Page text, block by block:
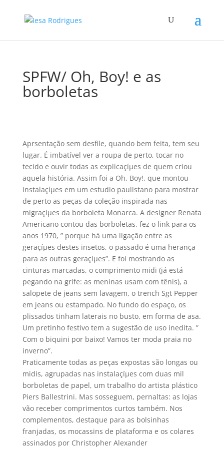
SPFW/ Oh, Boy! e as
borboletas
Aprsentação sem desfile, quando bem feita, tem seu
lugar. É imbatí­vel ver a roupa de perto, tocar no
tecido e ouvir todas as explicaçíµes de quem criou
aquela história. Assim foi a Oh, Boy!, que montou
instalaçíµes em um estudio paulistano para mostrar
de perto as peças da coleção inspirada nas
migraçíµes da borboleta Monarca. A designer Renata
Americano contou das borboletas, fez o link para os
anos 1970, ” porque há uma ligação entre as
geraçíµes destes insetos, o passado é uma herança
para as outras geraçíµes”. E foi mostrando as
cinturas marcadas, o comprimento midi (já está
pegando na grife: as meninas usam com tênis), a
salopete de jeans sem lavagem, o trench Sgt Pepper
em jeans ou estampado. No fundo do espaço, os
plissados tinham laterais no busto, em forma de asa.
Um pretinho festivo tem a sugestão de uso inedita. ”
Com o biquini por baixo! Vamos ter moda praia no
inverno”.
Praticamente todas as peças expostas são longas ou
midis, agrupadas nas instalaçíµes com duas mil
borboletas de papel, um trabalho do artista plástico
Piers Ballestrini. Mas sosseguem, pernaltas: as lojas
vão receber comprimentos curtos também. Nos
complementos, destaque para as bolsinhas
franjadas, os mocassins de plataforma e os colares
assinados por Christopher Alexander